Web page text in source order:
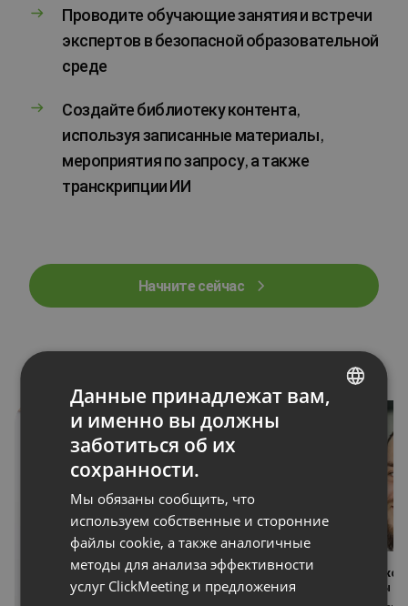
Проводите обучающие занятия и встречи
экспертов в безопасной образовательной
среде
Создайте библиотеку контента,
используя записанные материалы,
мероприятия по запросу, а также
транскрипции ИИ
Начните сейчас
Смотреть видео
“Мы получили более 30 000 лидов
благодаря серии вебинаров”
“98%
наши вебинары
RUSSIAN
Данные принадлежат вам,
и именно вы должны
заботиться об их
сохранности.
Мы обязаны сообщить, что
используем собственные и сторонние
файлы cookie, а также аналогичные
методы для анализа эффективности
услуг ClickMeeting и предложения